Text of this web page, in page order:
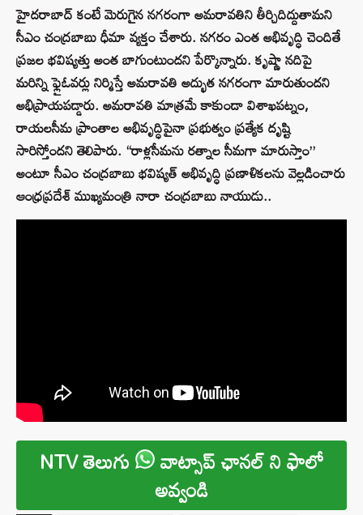
హైదరాబాద్ కంటే మెరుగైన నగరంగా అమరావతిని తీర్చిదిద్దుతామని
సీఎం చంద్రబాబు ధీమా వ్యక్తం చేశారు. నగరం ఎంత అభివృద్ధి చెందితే
ప్రజల భవిష్యత్తు అంత బాగుంటుందని పేర్కొన్నారు. కృష్ణా నదిపై
మరిన్ని ఫ్లైఓవర్లు నిర్మిస్తే అమరావతి అద్భుత నగరంగా మారుతుందని
అభిప్రాయపడ్డారు. అమరావతి మాత్రమే కాకుండా విశాఖపట్నం,
రాయలసీమ ప్రాంతాల అభివృద్ధిపైనా ప్రభుత్వం ప్రత్యేక దృష్టి
సారిస్తోందని తెలిపారు. “రాళ్లసీమను రత్నాల సీమగా మారుస్తాం”
అంటూ సీఎం చంద్రబాబు భవిష్యత్ అభివృద్ధి ప్రణాళికలను వెల్లడించారు
ఆంధ్రప్రదేశ్ ముఖ్యమంత్రి నారా చంద్రబాబు నాయుడు..
NTV తెలుగు వాట్సాప్ ఛానల్ ని ఫాలో
అవ్వండి